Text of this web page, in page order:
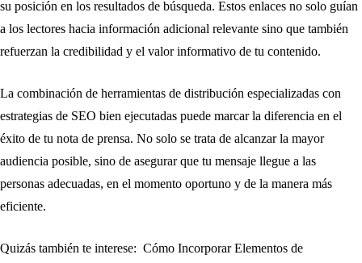
su posición en los resultados de búsqueda. Estos enlaces no solo guían
a los lectores hacia información adicional relevante sino que también
refuerzan la credibilidad y el valor informativo de tu contenido.
La combinación de herramientas de distribución especializadas con
estrategias de SEO bien ejecutadas puede marcar la diferencia en el
éxito de tu nota de prensa. No solo se trata de alcanzar la mayor
audiencia posible, sino de asegurar que tu mensaje llegue a las
personas adecuadas, en el momento oportuno y de la manera más
eficiente.
Quizás también te interese: Cómo Incorporar Elementos de